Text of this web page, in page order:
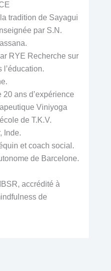
tradition de Sayagui
par S.N.
RYE Recherche sur
l’éducation.
20 ans d’expérience
Viniyoga
de T.K.V.
Inde.
et coach social.
de Barcelone.
accrédité à
de